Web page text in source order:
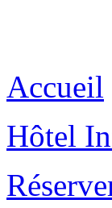
Accueil
Hôtel